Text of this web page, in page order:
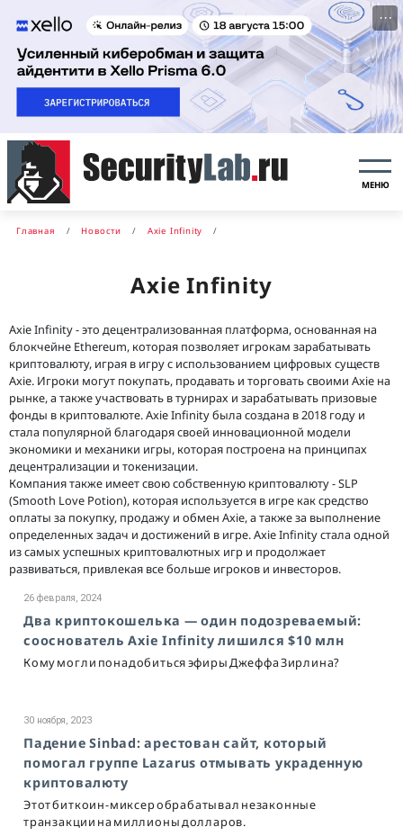
···
МЕНЮ
Главная Новости Axie Infinity
Axie Infinity
Axie Infinity - это децентрализованная платформа, основанная на
блокчейне Ethereum, которая позволяет игрокам зарабатывать
криптовалюту, играя в игру с использованием цифровых существ
Axie. Игроки могут покупать, продавать и торговать своими Axie на
рынке, а также участвовать в турнирах и зарабатывать призовые
фонды в криптовалюте. Axie Infinity была создана в 2018 году и
стала популярной благодаря своей инновационной модели
экономики и механики игры, которая построена на принципах
децентрализации и токенизации.
Компания также имеет свою собственную криптовалюту - SLP
(Smooth Love Potion), которая используется в игре как средство
оплаты за покупку, продажу и обмен Axie, а также за выполнение
определенных задач и достижений в игре. Axie Infinity стала одной
из самых успешных криптовалютных игр и продолжает
развиваться, привлекая все больше игроков и инвесторов.
26 февраля, 2024
Два криптокошелька — один подозреваемый:
сооснователь Axie Infinity лишился $10 млн
Кому могли понадобиться эфиры Джеффа Зирлина?
30 ноября, 2023
Падение Sinbad: арестован сайт, который
помогал группе Lazarus отмывать украденную
криптовалюту
Этот биткоин-миксер обрабатывал незаконные
транзакции на миллионы долларов.